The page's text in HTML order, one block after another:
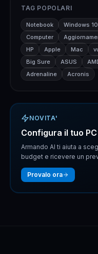
TAG POPOLARI
Notebook Windows 10
Computer
HP
Apple Mac
Big Sure
ASUS
Adrenaline
Acronis
NOVITA'
Configura il tuo
Armando AI ti aiuta a
budget e ricevere un
Provalo ora